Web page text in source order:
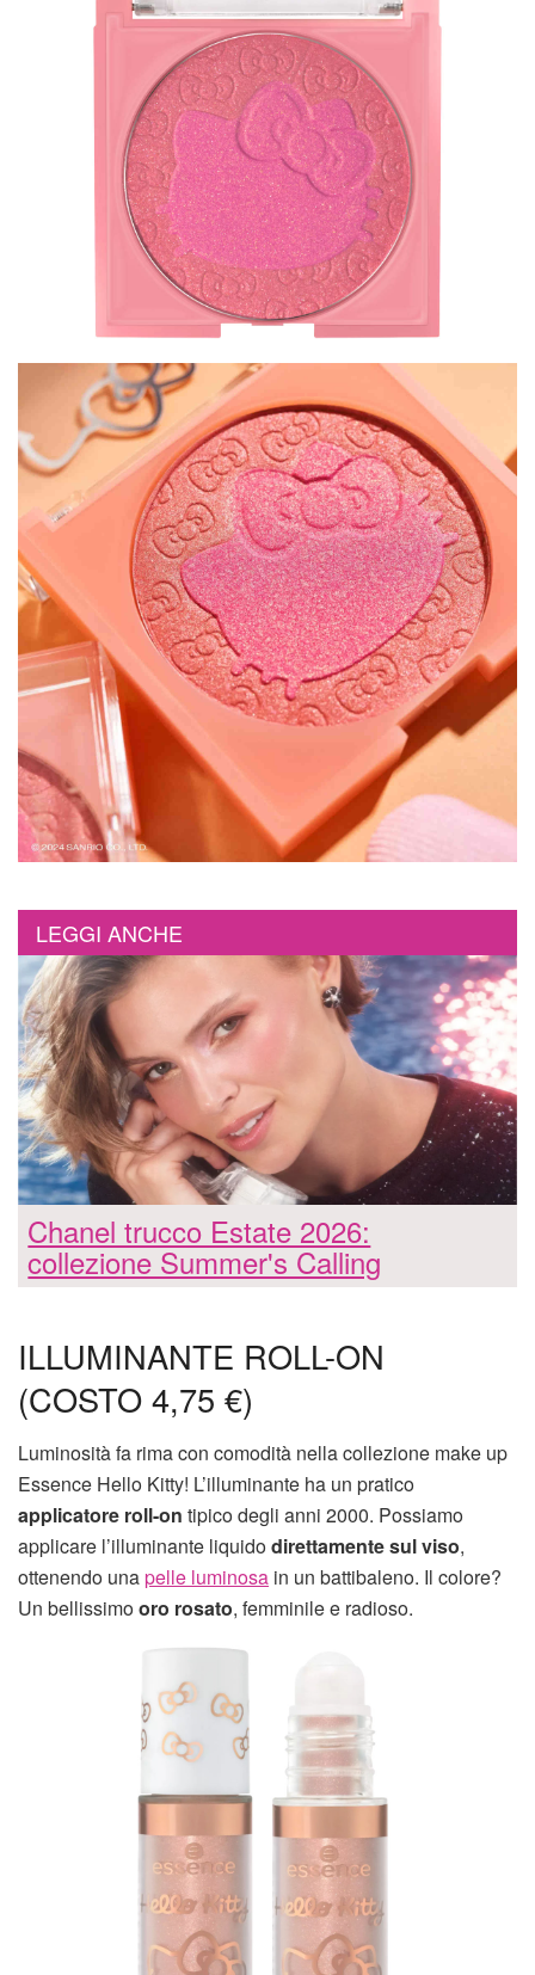
LEGGI ANCHE
Chanel trucco Estate 2026:
collezione Summer's Calling
ILLUMINANTE ROLL-ON
(COSTO 4,75 €)
Luminosità fa rima con comodità nella collezione make up
Essence Hello Kitty! L’illuminante ha un pratico
applicatore roll-on tipico degli anni 2000. Possiamo
applicare l’illuminante liquidodirettamente sul viso,
ottenendo unapelle luminosa in un battibaleno. Il colore?
Un bellissimooro rosato, femminile e radioso.